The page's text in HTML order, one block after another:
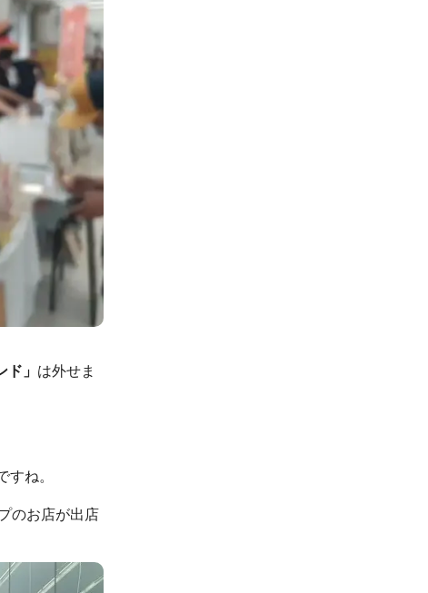
」 は外せま
ね。
のお店が出店